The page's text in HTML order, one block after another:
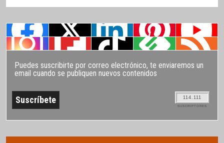
Puedes suscribirte por correo electrónico, te enviaremos un
email cuando se publiquen nuevos contenidos
114.111
SUSCRIPTORES